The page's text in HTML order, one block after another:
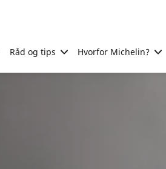
Råd og tips Hvorfor Michelin?